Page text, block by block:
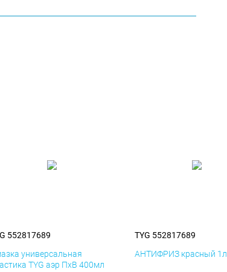
552817689
универсальная
TYG аэр ПхВ 400мл
TYG 552817689
АНТИФРИЗ красный 1л.